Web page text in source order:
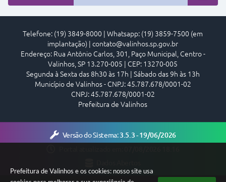
Prefeitura de Valinhos e os cookies: nosso site usa
Telefone: (19) 3849-8000 | Whatsapp: (19) 3859-7500 (em
implantação) | contato@valinhos.sp.gov.br
Endereço: Rua Antônio Carlos, 301, Paço Municipal, Centro -
Valinhos, SP 13.270-005 | CEP: 13270-005
Segunda à Sexta das 8h30 às 17h | Sábado das 9h às 13h
Município de Valinhos - CNPJ: 45.787.678/0001-02
CNPJ: 45.787.678/0001-02
Prefeitura de Valinhos
Versão do Sistema:3.5.3 - 19/06/2026